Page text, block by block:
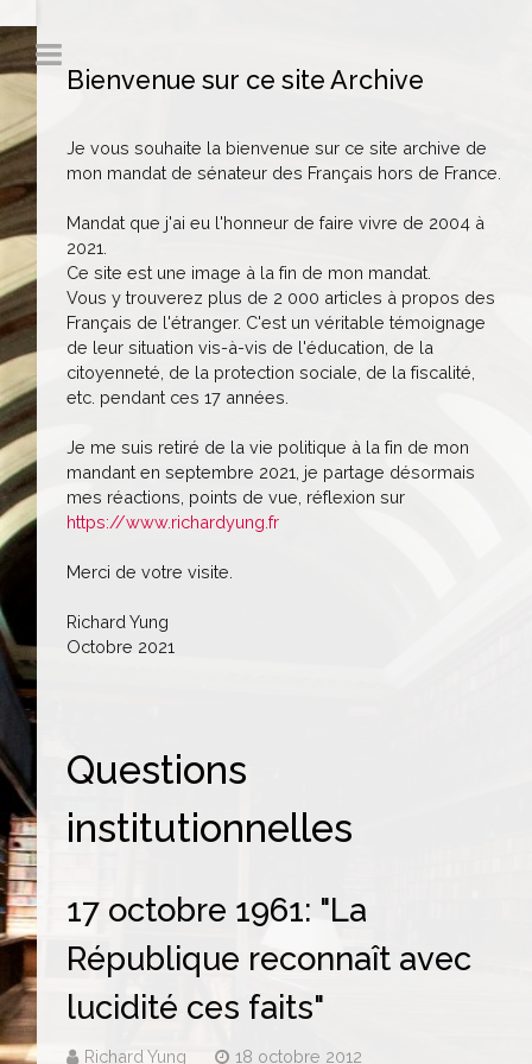
Bienvenue sur ce site Archive
Je vous souhaite la bienvenue sur ce site archive de
mon mandat de sénateur des Français hors de France.
Mandat que j'ai eu l'honneur de faire vivre de 2004 à
2021.
Ce site est une image à la fin de mon mandat.
Vous y trouverez plus de 2 000 articles à propos des
Français de l'étranger. C'est un véritable témoignage
de leur situation vis-à-vis de l'éducation, de la
citoyenneté, de la protection sociale, de la fiscalité,
etc. pendant ces 17 années.
Je me suis retiré de la vie politique à la fin de mon
mandant en septembre 2021, je partage désormais
mes réactions, points de vue, réflexion sur
https://www.richardyung.fr
Merci de votre visite.
Richard Yung
Octobre 2021
Questions
institutionnelles
17 octobre 1961: "La
République reconnaît avec
lucidité ces faits"
Richard Yung 18 octobre 2012